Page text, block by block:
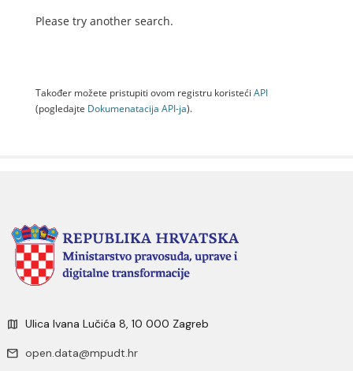
Please try another search.
Također možete pristupiti ovom registru koristeći API
(pogledajte Dokumenаtаcijа API-jа).